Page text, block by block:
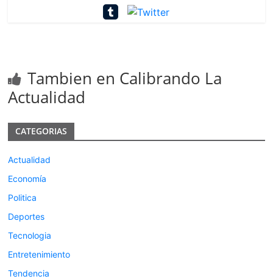
Tambien en Calibrando La
Actualidad
CATEGORIAS
Actualidad
Economía
Politica
Deportes
Tecnologia
Entretenimiento
Tendencia